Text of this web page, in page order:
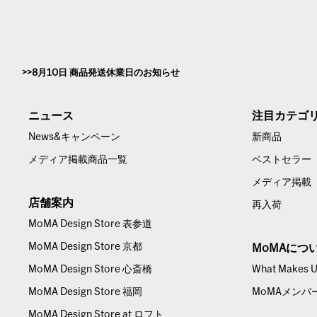
8月10日 商品発送休業日のお知らせ
ニュース
News&キャンペーン
メディア掲載商品一覧
店舗案内
MoMA Design Store 表参道
MoMA Design Store 京都
MoMA Design Store 心斎橋
MoMA Design Store 福岡
MoMA Design Store at ロフト
注目カテゴ
新商品
ベストセラー
メディア掲載
再入荷
MoMAにつ
What Makes
MoMAメンバ